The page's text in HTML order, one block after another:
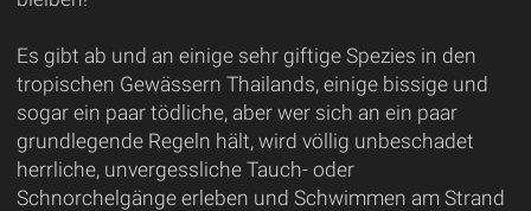
Es gibt ab und an einige sehr giftige Spezies in den
tropischen Gewässern Thailands, einige bissige und
sogar ein paar tödliche, aber wer sich an ein paar
grundlegende Regeln hält, wird völlig unbeschadet
herrliche, unvergessliche Tauch- oder
Schnorchelgänge erleben und Schwimmen am Strand